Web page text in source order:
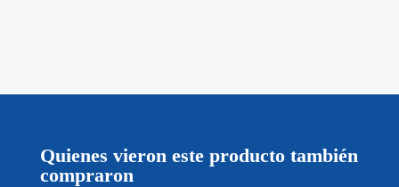
Quienes vieron este producto también
compraron